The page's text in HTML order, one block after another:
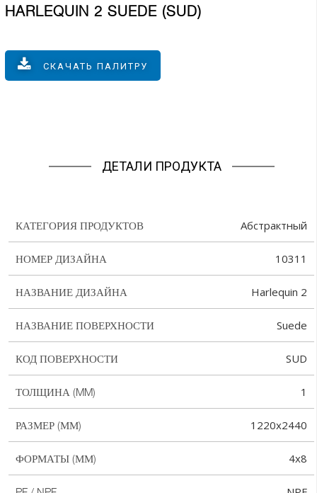
HARLEQUIN 2 SUEDE (SUD)
СКАЧАТЬ ПАЛИТРУ
ДЕТАЛИ ПРОДУКТА
КАТЕГОРИЯ ПРОДУКТОВ Абстрактный
НОМЕР ДИЗАЙНА 10311
НАЗВАНИЕ ДИЗАЙНА Harlequin 2
НАЗВАНИЕ ПОВЕРХНОСТИ Suede
КОД ПОВЕРХНОСТИ SUD
ТОЛЩИНА (MM) 1
РАЗМЕР (ММ) 1220x2440
ФОРМАТЫ (ММ) 4x8